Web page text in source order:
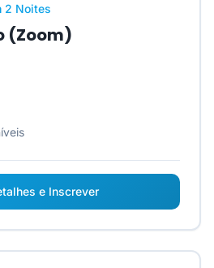
2 Noites
(Zoom)
e Inscrever